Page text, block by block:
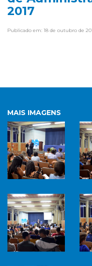
2017
Publicado em: 18 de outubro de
MAIS IMAGENS